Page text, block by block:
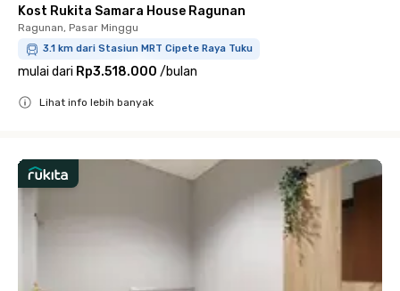
Kost Rukita Samara House Ragunan
Ragunan, Pasar Minggu
3.1 km dari Stasiun MRT Cipete Raya Tuku
mulai dari Rp3.518.000 /bulan
Lihat info lebih banyak